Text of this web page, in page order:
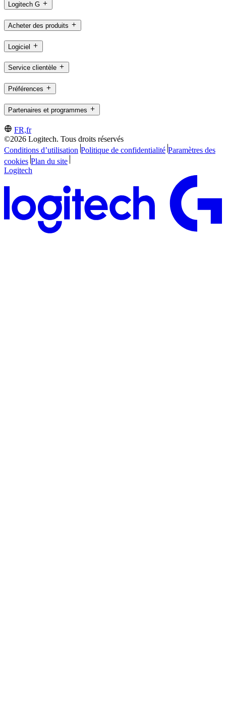
Logitech G
Acheter des produits
Logiciel
Service clientèle
Préférences
Partenaires et programmes
FR,fr
©2026 Logitech. Tous droits réservés
Conditions d’utilisation Politique de confidentialité Paramètres des
cookies Plan du site
Logitech